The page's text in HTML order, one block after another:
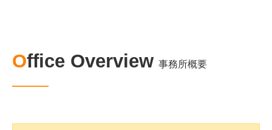
Office Overview 事務所概要